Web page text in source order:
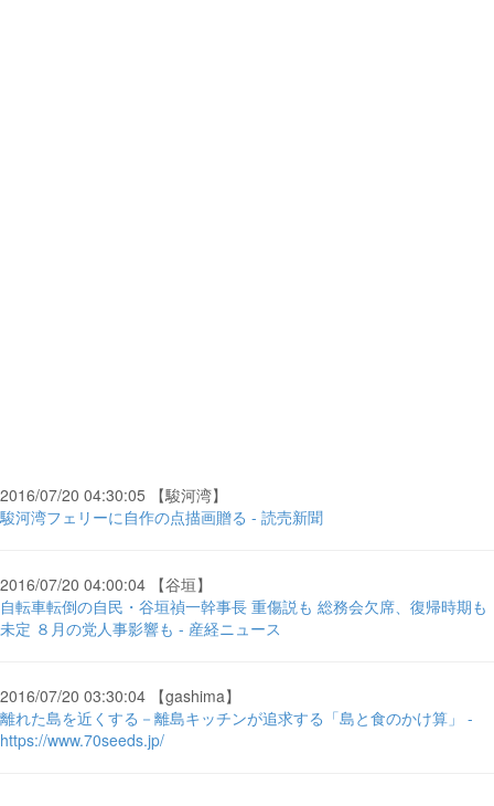
2016/07/20 04:30:05 【駿河湾】
駿河湾フェリーに自作の点描画贈る - 読売新聞
2016/07/20 04:00:04 【谷垣】
自転車転倒の自民・谷垣禎一幹事長 重傷説も 総務会欠席、復帰時期も
未定 ８月の党人事影響も - 産経ニュース
2016/07/20 03:30:04 【gashima】
離れた島を近くする－離島キッチンが追求する「島と食のかけ算」 -
https://www.70seeds.jp/